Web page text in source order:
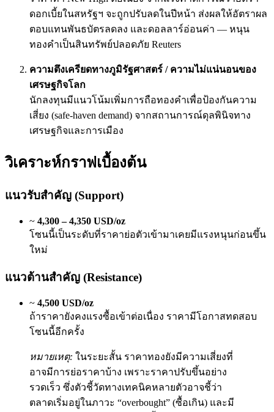
ดอกเบี้ยในสหรัฐฯ จะถูกปรับลดในปีหน้า ส่งผลให้อัตราผล
ตอบแทนพันธบัตรลดลง และดอลลาร์อ่อนค่า — หนุน
ทองคำเป็นสินทรัพย์ปลอดภัย Reuters
ความตึงเครียดทางภูมิรัฐศาสตร์ / ความไม่แน่นอนของ
เศรษฐกิจโลก
นักลงทุนมีแนวโน้มเพิ่มการถือทองคำเพื่อป้องกันความ
เสี่ยง (safe-haven demand) จากสถานการณ์ดุลพินิจทาง
เศรษฐกิจและการเมือง
วิเคราะห์กราฟเบื้องต้น
แนวรับสำคัญ (Support)
~ 4,300 – 4,350 USD/oz
โซนนี้เป็นระดับที่ราคาย่อตัวเข้ามาเคยมีแรงหนุนก่อนขึ้น
ใหม่
แนวต้านสำคัญ (Resistance)
~ 4,500 USD/oz
ถ้าราคายังคงแรงซื้อเข้าต่อเนื่อง ราคามีโอกาสทดสอบ
โซนนี้อีกครั้ง
หมายเหตุ: ในระยะสั้น ราคาทองยังมีความเสี่ยงที่
อาจมีการย่อราคาบ้าง เพราะราคาปรับขึ้นอย่าง
รวดเร็ว ซึ่งตัวชี้วัดทางเทคนิคหลายตัวอาจชี้ว่า
ตลาดเริ่มอยู่ในภาวะ “overbought” (ซื้อเกิน) และมี